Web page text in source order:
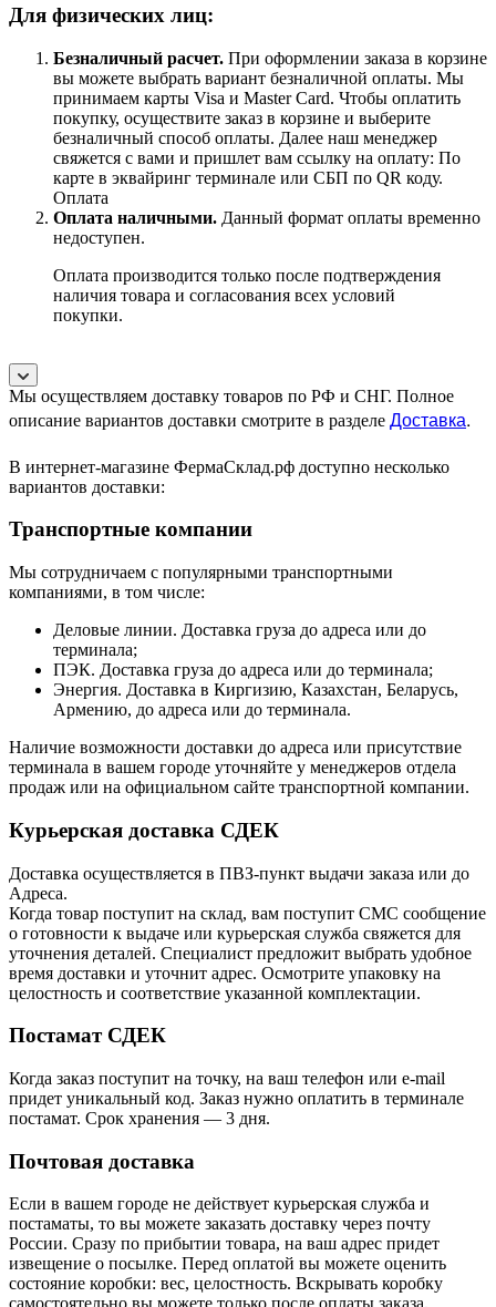
Для физических лиц:
Безналичный расчет. При оформлении заказа в корзине
вы можете выбрать вариант безналичной оплаты. Мы
принимаем карты Visa и Master Card. Чтобы оплатить
покупку, осуществите заказ в корзине и выберите
безналичный способ оплаты. Далее наш менеджер
свяжется с вами и пришлет вам ссылку на оплату: По
карте в эквайринг терминале или СБП по QR коду.
Оплата
Оплата наличными. Данный формат оплаты временно
недоступен.
Оплата производится только после подтверждения
наличия товара и согласования всех условий
покупки.
Мы осуществляем доставку товаров по РФ и СНГ. Полное
описание вариантов доставки смотрите в разделе Доставка.
В интернет-магазине ФермаСклад.рф доступно несколько
вариантов доставки:
Транспортные компании
Мы сотрудничаем с популярными транспортными
компаниями, в том числе:
Деловые линии. Доставка груза до адреса или до
терминала;
ПЭК. Доставка груза до адреса или до терминала;
Энергия. Доставка в Киргизию, Казахстан, Беларусь,
Армению, до адреса или до терминала.
Наличие возможности доставки до адреса или присутствие
терминала в вашем городе уточняйте у менеджеров отдела
продаж или на официальном сайте транспортной компании.
Курьерская доставка СДЕК
Доставка осуществляется в ПВЗ-пункт выдачи заказа или до
Адреса.
Когда товар поступит на склад, вам поступит СМС сообщение
о готовности к выдаче или курьерская служба свяжется для
уточнения деталей. Специалист предложит выбрать удобное
время доставки и уточнит адрес. Осмотрите упаковку на
целостность и соответствие указанной комплектации.
Постамат СДЕК
Когда заказ поступит на точку, на ваш телефон или e-mail
придет уникальный код. Заказ нужно оплатить в терминале
постамат. Срок хранения — 3 дня.
Почтовая доставка
Если в вашем городе не действует курьерская служба и
постаматы, то вы можете заказать доставку через почту
России. Сразу по прибытии товара, на ваш адрес придет
извещение о посылке. Перед оплатой вы можете оценить
состояние коробки: вес, целостность. Вскрывать коробку